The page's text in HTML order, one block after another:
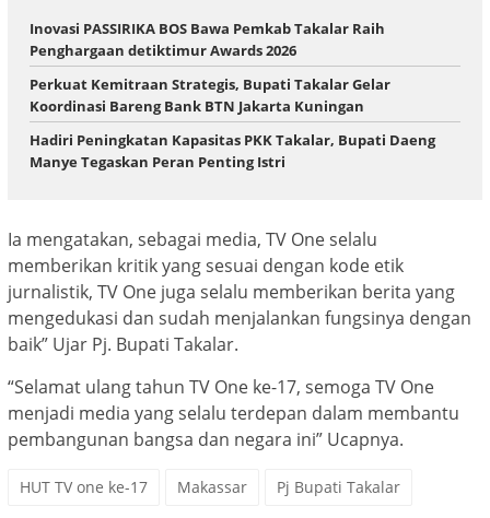
Inovasi PASSIRIKA BOS Bawa Pemkab Takalar Raih
Penghargaan detiktimur Awards 2026
Perkuat Kemitraan Strategis, Bupati Takalar Gelar
Koordinasi Bareng Bank BTN Jakarta Kuningan
Hadiri Peningkatan Kapasitas PKK Takalar, Bupati Daeng
Manye Tegaskan Peran Penting Istri
Ia mengatakan, sebagai media, TV One selalu
memberikan kritik yang sesuai dengan kode etik
jurnalistik, TV One juga selalu memberikan berita yang
mengedukasi dan sudah menjalankan fungsinya dengan
baik” Ujar Pj. Bupati Takalar.
“Selamat ulang tahun TV One ke-17, semoga TV One
menjadi media yang selalu terdepan dalam membantu
pembangunan bangsa dan negara ini” Ucapnya.
HUT TV one ke-17 Makassar Pj Bupati Takalar